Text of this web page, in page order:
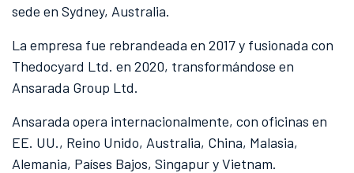
sede en Sydney, Australia.
La empresa fue rebrandeada en 2017 y fusionada con
Thedocyard Ltd. en 2020, transformándose en
Ansarada Group Ltd.
Ansarada opera internacionalmente, con oficinas en
EE. UU., Reino Unido, Australia, China, Malasia,
Alemania, Países Bajos, Singapur y Vietnam.